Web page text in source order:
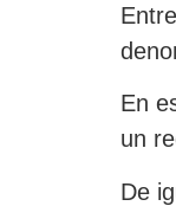
En
un
De